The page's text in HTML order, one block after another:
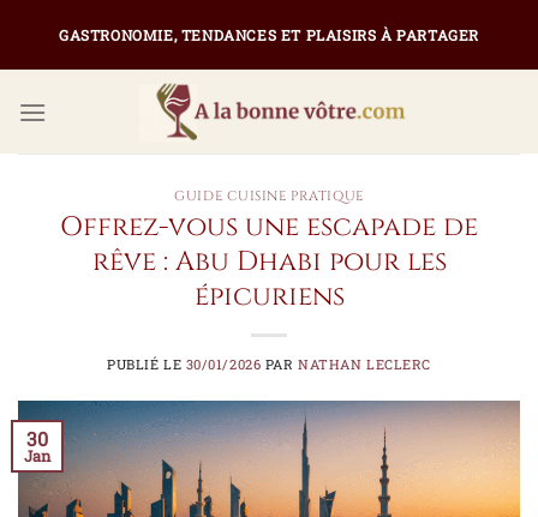
contenu
GASTRONOMIE, TENDANCES ET PLAISIRS À PARTAGER
GUIDE CUISINE PRATIQUE
Offrez-vous une escapade de
rêve : Abu Dhabi pour les
épicuriens
PUBLIÉ LE 30/01/2026 PARNATHAN LECLERC
30
Jan